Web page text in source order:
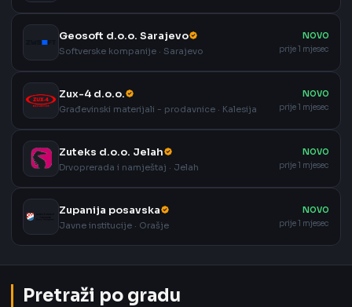
Geosoft d.o.o. Sarajevo
Softverske kompanije · Sarajevo
NOVO
prije 1 mjesec
Zux-4 d.o.o.
Građevinski materijali - prodavnice · Kalesija
NOVO
prije 1 mjesec
Zuteks d.o.o. Jelah
Drvoprerada i namještaj · Jelah
NOVO
prije 1 mjesec
Zupanija posavska
Javne institucije · Orašje
NOVO
prije 1 mjesec
Pretraži po gradu